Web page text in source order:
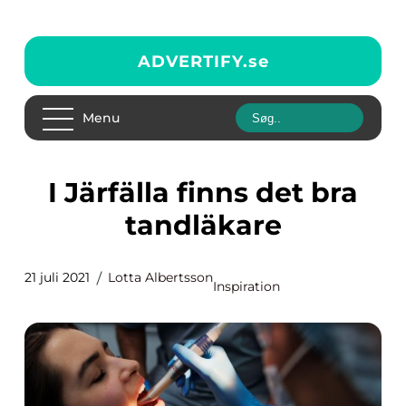
ADVERTIFY.se
Menu
I Järfälla finns det bra
tandläkare
21 juli 2021 Lotta Albertsson
Inspiration